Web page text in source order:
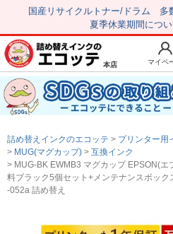
国産リサイクルトナー/ドラム 多
夏季休業期間につ
新規会員登録
トップページ
注文履歴
はじめての方へ
初心者用セット
本店 マイペ
詰め替えインクのエコッテ プリンター用
MUG(マグカップ)
互換インク
MUG-BK EWMB3 マグカップ EPSON(
料ブラック5個セット+メンテナンスボッ
-052a 詰め替え